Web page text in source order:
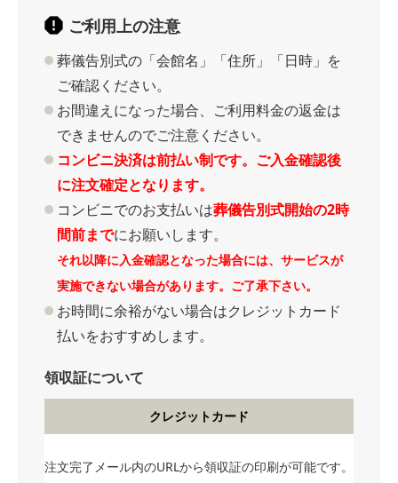
ご利用上の注意
葬儀告別式の「会館名」「住所」「日時」を
ご確認ください。
お間違えになった場合、ご利用料金の返金は
できませんのでご注意ください。
コンビニ決済は前払い制です。ご入金確認後
に注文確定となります。
コンビニでのお支払いは葬儀告別式開始の2時
間前までにお願いします。
それ以降に入金確認となった場合には、サービスが
実施できない場合があります。ご了承下さい。
お時間に余裕がない場合はクレジットカード
払いをおすすめします。
領収証について
クレジットカード
注文完了メール内のURLから領収証の印刷が可能です。